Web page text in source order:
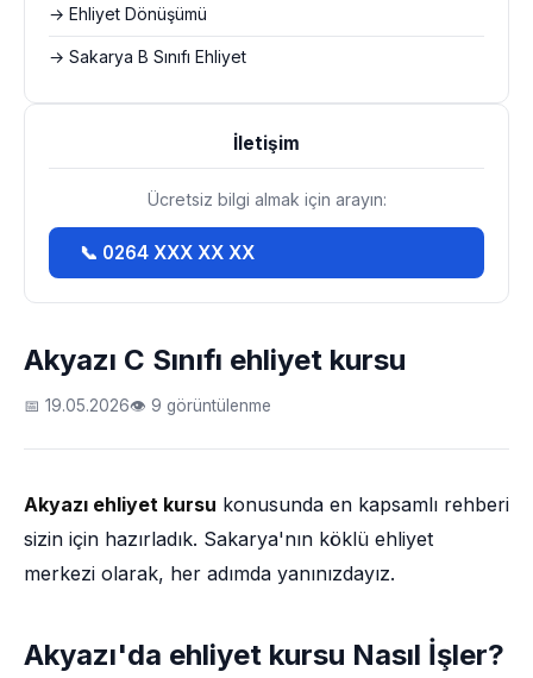
Akyazı C Sınıfı ehliyet kursu
📅 19.05.2026👁 9 görüntülenme
Akyazı ehliyet kursu konusunda en kapsamlı rehberi
sizin için hazırladık. Sakarya'nın köklü ehliyet
merkezi olarak, her adımda yanınızdayız.
Akyazı'da ehliyet kursu Nasıl İşler?
→ Ehliyet Dönüşümü
→ Sakarya B Sınıfı Ehliyet
İletişim
Ücretsiz bilgi almak için arayın:
📞 0264 XXX XX XX